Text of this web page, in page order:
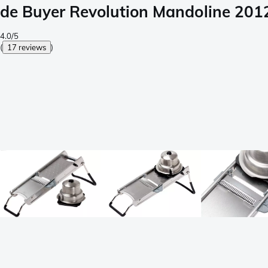
de Buyer Revolution Mandoline
4.0/5
( 17 reviews )